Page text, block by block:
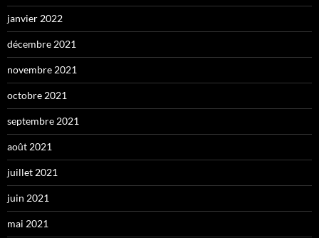
janvier 2022
décembre 2021
novembre 2021
octobre 2021
septembre 2021
août 2021
juillet 2021
juin 2021
mai 2021